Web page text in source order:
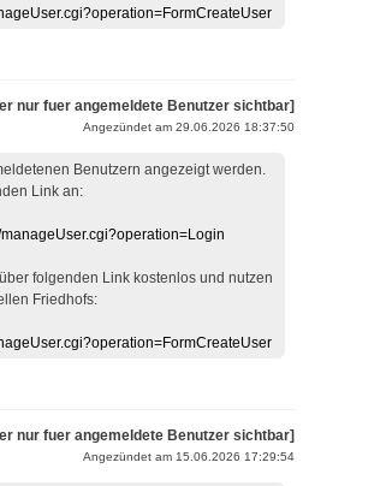
nur fuer angemeldete Benutzer sichtbar]
Angezündet am 29.06.2026 18:37:50
Benutzern angezeigt werden.
Link an:
folgenden Link kostenlos und nutzen
Friedhofs:
nur fuer angemeldete Benutzer sichtbar]
Angezündet am 15.06.2026 17:29:54